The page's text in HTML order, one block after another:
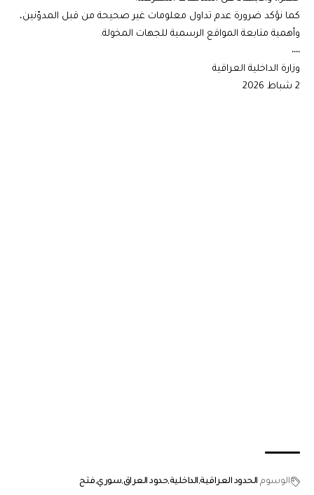
​كما نؤكد ضرورة عدم تداول معلومات غير صحيحة من قبل المدوّنين،
وأهمية متابعة المواقع الرسمية للجهات المخولة.
٠٠٠٠
​وزارة الداخلية العراقية
2 شباط 2026
الوسوم الحدود العراقية الداخليةحدود العراقسوري فتح